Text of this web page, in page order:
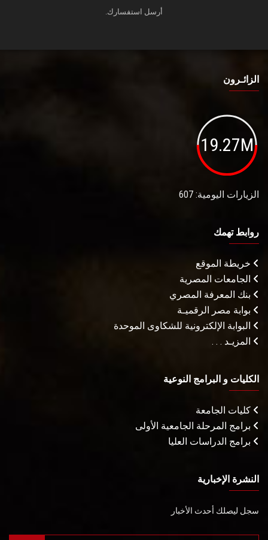
أرسل استفسارك.
الزائـرون
19.27M
الزيارات اليومية: 607
روابط تهمك
خريطة الموقع
الجامعات المصرية
بنك المعرفة المصري
بوابة مصر الرقميـة
البوابة الإلكترونية للشكاوى الموحدة
المزيـد . . .
الكليات و البرامج النوعية
كليات الجامعة
برامج المرحلة الجامعية الأولى
برامج الدراسات العليا
النشرة الإخبارية
سجل ليصلك أحدث الأخبار